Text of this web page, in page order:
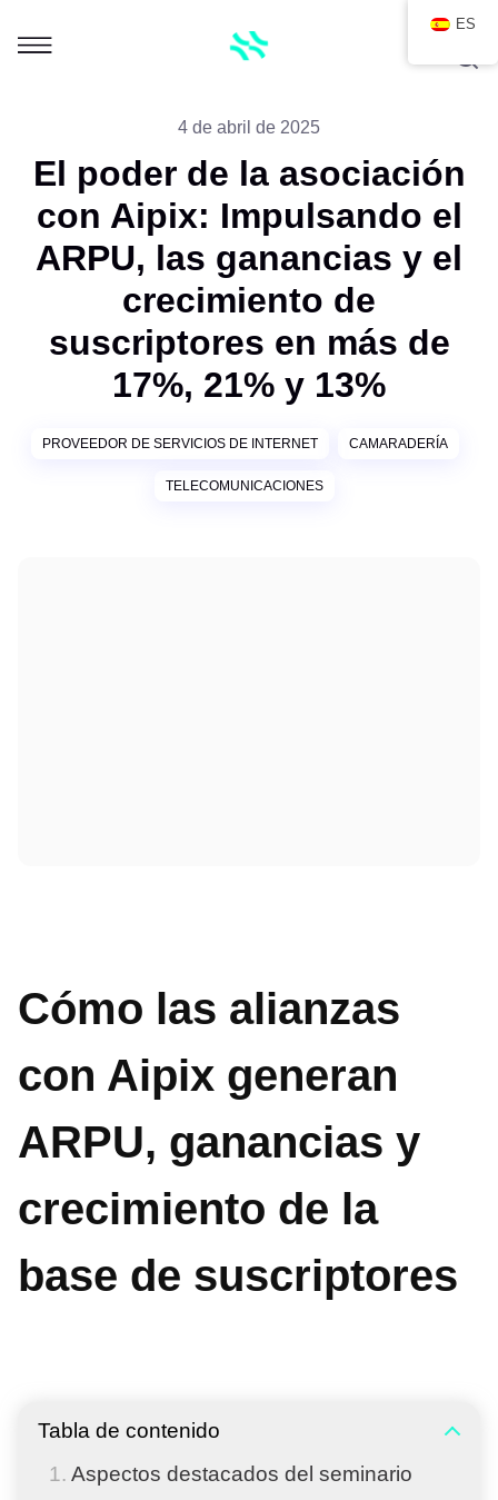
4 de abril de 2025
El poder de la asociación
con Aipix: Impulsando el
ARPU, las ganancias y el
crecimiento de
suscriptores en más de
17%, 21% y 13%
PROVEEDOR DE SERVICIOS DE INTERNET CAMARADERÍA
TELECOMUNICACIONES
Cómo las alianzas
con Aipix generan
ARPU, ganancias y
crecimiento de la
base de suscriptores
Tabla de contenido
Aspectos destacados del seminario
ES